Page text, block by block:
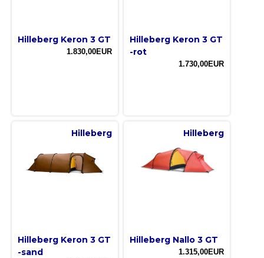
Hilleberg Keron 3 GT
1.830,00EUR
Hilleberg Keron 3 GT
-rot
1.730,00EUR
Hilleberg
Hilleberg Keron 3 GT
-sand
Hilleberg
Hilleberg Nallo 3 GT
1.315,00EUR